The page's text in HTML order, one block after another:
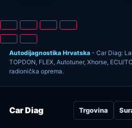
Autodijagnostika Hrvatska - Car Diag:
TOPDON, FLEX, Autotuner, Xhorse, ECU/
radionička oprema.
Car Diag Trgovina